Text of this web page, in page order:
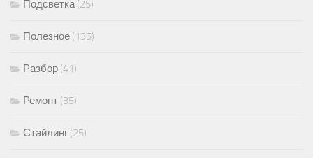
Подсветка(25)
Полезное (135)
Разбор (41)
Ремонт (35)
Стайлинг (25)